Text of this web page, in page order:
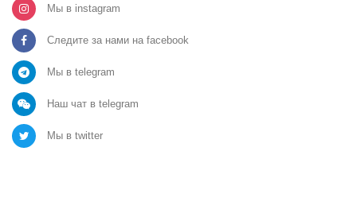
Мы в instagram
Следите за нами на facebook
Мы в telegram
Наш чат в telegram
Мы в twitter